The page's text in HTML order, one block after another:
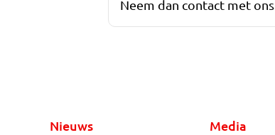
Neem dan contact met ons
Nieuws Media